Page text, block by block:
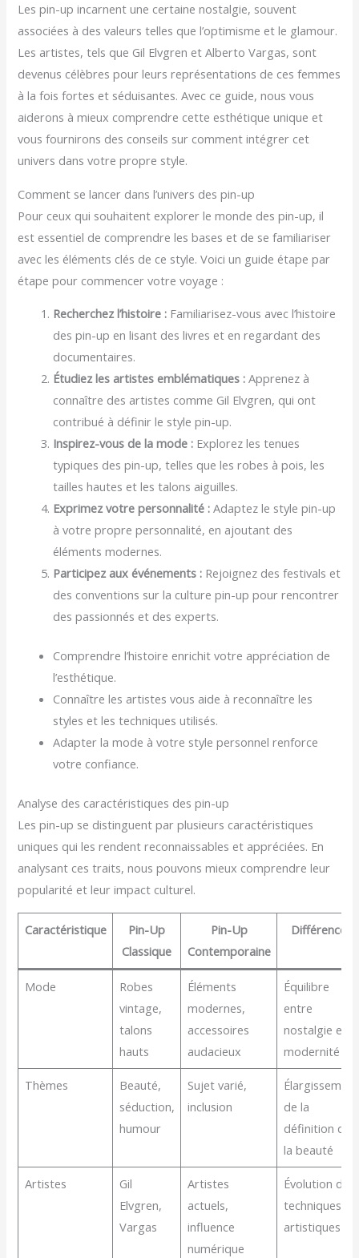
Les pin-up incarnent une certaine nostalgie, souvent
associées à des valeurs telles que l’optimisme et le glamour.
Les artistes, tels que Gil Elvgren et Alberto Vargas, sont
devenus célèbres pour leurs représentations de ces femmes
à la fois fortes et séduisantes. Avec ce guide, nous vous
aiderons à mieux comprendre cette esthétique unique et
vous fournirons des conseils sur comment intégrer cet
univers dans votre propre style.
Comment se lancer dans l’univers des pin-up
Pour ceux qui souhaitent explorer le monde des pin-up, il
est essentiel de comprendre les bases et de se familiariser
avec les éléments clés de ce style. Voici un guide étape par
étape pour commencer votre voyage :
Recherchez l’histoire : Familiarisez-vous avec l’histoire
des pin-up en lisant des livres et en regardant des
documentaires.
Étudiez les artistes emblématiques : Apprenez à
connaître des artistes comme Gil Elvgren, qui ont
contribué à définir le style pin-up.
Inspirez-vous de la mode : Explorez les tenues
typiques des pin-up, telles que les robes à pois, les
tailles hautes et les talons aiguilles.
Exprimez votre personnalité : Adaptez le style pin-up
à votre propre personnalité, en ajoutant des
éléments modernes.
Participez aux événements : Rejoignez des festivals et
des conventions sur la culture pin-up pour rencontrer
des passionnés et des experts.
Comprendre l’histoire enrichit votre appréciation de
l’esthétique.
Connaître les artistes vous aide à reconnaître les
styles et les techniques utilisés.
Adapter la mode à votre style personnel renforce
votre confiance.
Analyse des caractéristiques des pin-up
Les pin-up se distinguent par plusieurs caractéristiques
uniques qui les rendent reconnaissables et appréciées. En
analysant ces traits, nous pouvons mieux comprendre leur
popularité et leur impact culturel.
Caractéristique
Pin-Up
Classique
Pin-Up
Contemporaine
Différences
Mode
Robes
vintage,
talons
hauts
Éléments
modernes,
accessoires
audacieux
Équilibre
entre
nostalgie et
modernité
Thèmes
Beauté,
séduction,
humour
Sujet varié,
inclusion
Élargissement
de la
définition de
la beauté
Artistes
Gil
Elvgren,
Vargas
Artistes
actuels,
influence
numérique
Évolution des
techniques
artistiques